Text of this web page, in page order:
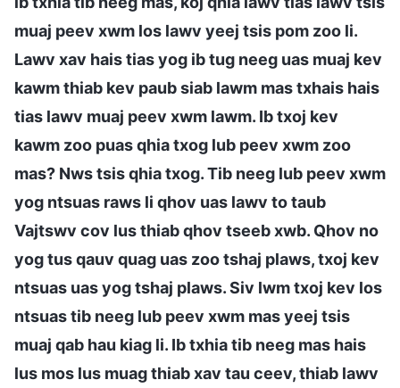
muaj peev xwm los lawv yeej tsis pom zoo li.
Lawv xav hais tias yog ib tug neeg uas muaj kev
kawm thiab kev paub siab lawm mas txhais hais
tias lawv muaj peev xwm lawm. Ib txoj kev
kawm zoo puas qhia txog lub peev xwm zoo
mas? Nws tsis qhia txog. Tib neeg lub peev xwm
yog ntsuas raws li qhov uas lawv to taub
Vajtswv cov lus thiab qhov tseeb xwb. Qhov no
yog tus qauv quag uas zoo tshaj plaws, txoj kev
ntsuas uas yog tshaj plaws. Siv lwm txoj kev los
ntsuas tib neeg lub peev xwm mas yeej tsis
muaj qab hau kiag li. Ib txhia tib neeg mas hais
lus mos lus muag thiab xav tau ceev, thiab lawv